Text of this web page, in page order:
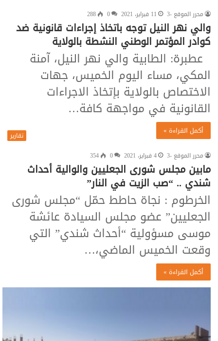
محرر الموقع -3
11 فبراير، 2021 0
288
والي نهر النيل توجه باتخاذ إجراءات قانونية ضد
كوادر المؤتمر الوطني النشطة بالولاية
عطبرة: الطابية والي نهر النيل، آمنة
المكي، مساء اليوم الخميس، جهات
الاختصاص بالولاية بإتخاذ الاجراءات
القانونية في مواجهة كافة…
أكمل القراءة »
تقارير
محرر الموقع -3
4 فبراير، 2021 0
354
مابين مجلس شورى الجعليين والوالية أحداث
شندي .. “صب الزيت في النار”
الخرطوم : نجاة حاطط حمّل “مجلس شورى
الجعليين” عضو مجلس السيادة عائشة
موسى مسؤولية “أحداث شندي” التي
وقعت الخميس الماضي،…
أكمل القراءة »